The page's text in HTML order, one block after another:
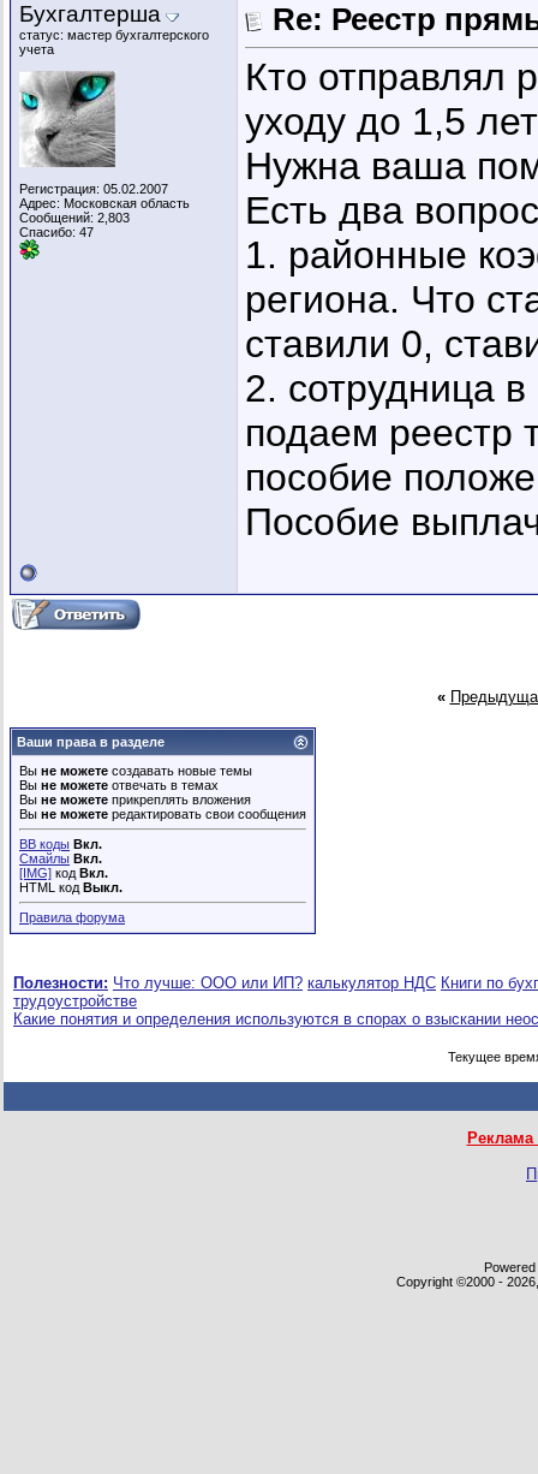
Бухгалтерша
статус: мастер бухгалтерского
учета
Регистрация: 05.02.2007
Адрес: Московская область
Сообщений: 2,803
Спасибо: 47
Re: Реестр
Кто отправлял
уходу до 1,5
Нужна ваша
Есть два
1. районные
региона. Что
ставили 0,
2. сотрудница
подаем реестр
пособие
Пособие
«
Ваши права в разделе
Вы не можете создавать новые темы
Вы не можете отвечать в темах
Вы не можете прикреплять вложения
Вы не можете редактировать свои сообщения
BB коды Вкл.
Смайлы Вкл.
[IMG] код Вкл.
HTML код Выкл.
Правила форума
Полезности: Что лучше: ООО или ИП? калькулятор НДС Книги по
трудоустройстве
Какие понятия и определения используются в спорах о взыскании
Текущее
Copyright ©2000 -